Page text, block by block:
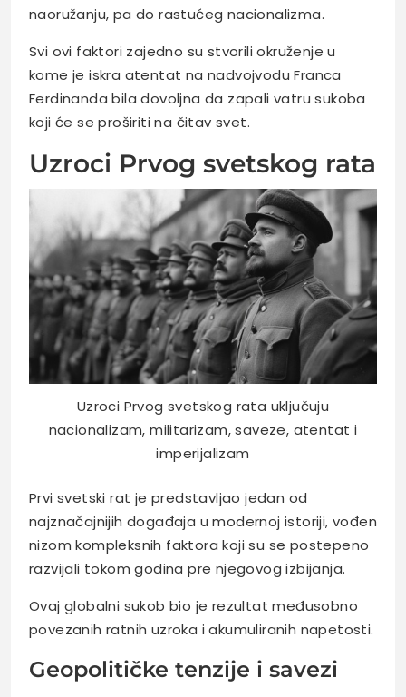
naoružanju, pa do rastućeg nacionalizma.
Svi ovi faktori zajedno su stvorili okruženje u
kome je iskra atentat na nadvojvodu Franca
Ferdinanda bila dovoljna da zapali vatru sukoba
koji će se proširiti na čitav svet.
Uzroci Prvog svetskog rata
Uzroci Prvog svetskog rata uključuju
nacionalizam, militarizam, saveze, atentat i
imperijalizam
Prvi svetski rat je predstavljao jedan od
najznačajnijih događaja u modernoj istoriji, vođen
nizom kompleksnih faktora koji su se postepeno
razvijali tokom godina pre njegovog izbijanja.
Ovaj globalni sukob bio je rezultat međusobno
povezanih ratnih uzroka i akumuliranih napetosti.
Geopolitičke tenzije i savezi